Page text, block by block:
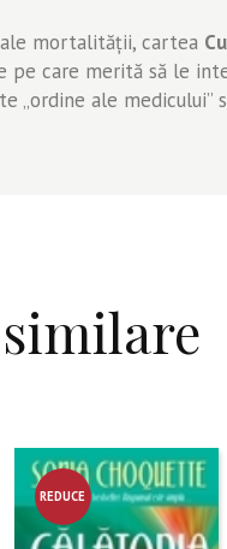
mortalităţii, cartea
care merită să le
„ordine ale
REDUCE